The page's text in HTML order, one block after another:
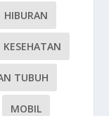
HIBURAN
KESEHATAN
TUBUH
MOBIL